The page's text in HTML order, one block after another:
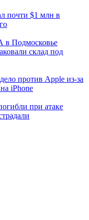
почти $1 млн в
в Подмосковье
склад под
против Apple из-за
iPhone
при атаке